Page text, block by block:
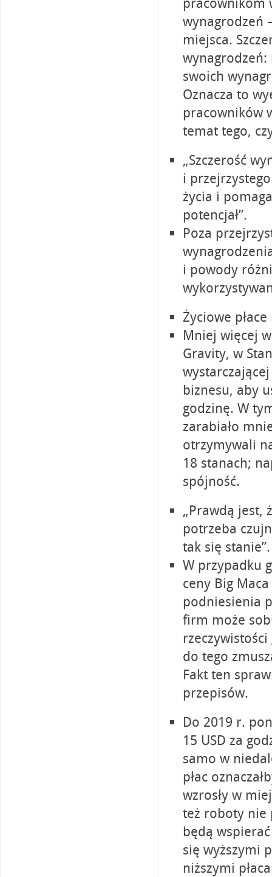
pracownikom
wynagrodzeń
miejsca.
swoich
Oznacza to
pracowników
temat tego,
„Szczerość
i
życia i
potencjał”.
Poza
i powody
Życiowe
Mniej więcej
Gravity, w
biznesu, aby
godzinę. W
zarabiało
otrzymywali
18 stanach;
spójność.
„Prawdą jest,
potrzeba
tak się stanie”.
W przypadku
ceny Big
podniesienia
firm może
do tego
Fakt ten
przepisów.
Do 2019 r.
15 USD za
samo w
płac
wzrosły w
też roboty nie
będą
się wyższymi
niższymi